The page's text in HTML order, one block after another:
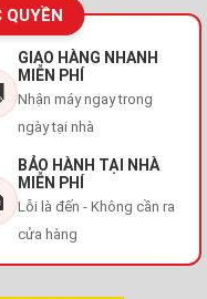
GIAO HÀNG NHANH
MIỄN PHÍ
Nhận máy ngay trong
ngày tại nhà
BẢO HÀNH TẠI NHÀ
MIỄN PHÍ
Lỗi là đến - Không cần ra
cửa hàng